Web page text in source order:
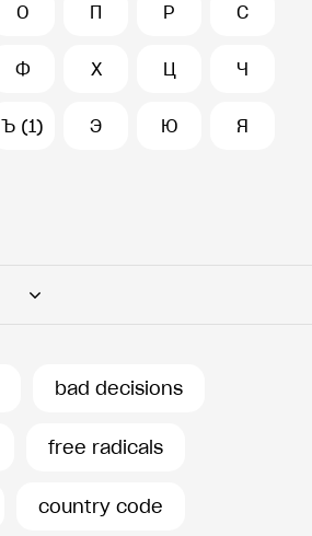
О П Р С
Ф Х Ц Ч
Ъ (1) Э Ю Я
bad decisions
free radicals
country code